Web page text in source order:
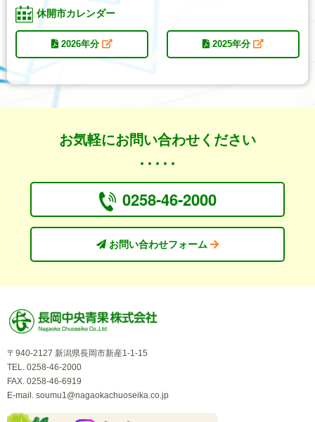
休開市カレンダー
2026年分 2025年分
お気軽にお問い合わせください
0258-46-2000
お問い合わせフォーム
〒940-2127 新潟県長岡市新産1-1-15
TEL. 0258-46-2000
FAX. 0258-46-6919
E-mail. soumu1@nagaokachuoseika.co.jp